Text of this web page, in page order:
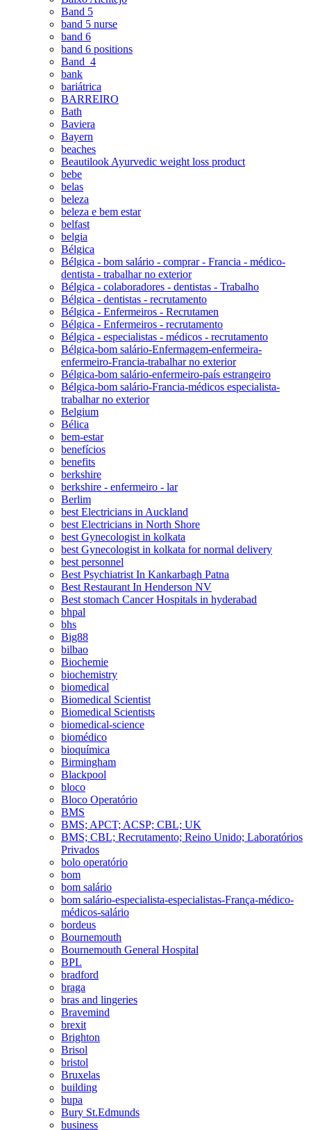
Band 5
band 5 nurse
band 6
band 6 positions
Band_4
bank
bariátrica
BARREIRO
Bath
Baviera
Bayern
beaches
Beautilook Ayurvedic weight loss product
bebe
belas
beleza
beleza e bem estar
belfast
belgia
Bélgica
Bélgica - bom salário - comprar - Francia - médico-
dentista - trabalhar no exterior
Bélgica - colaboradores - dentistas - Trabalho
Bélgica - dentistas - recrutamento
Bélgica - Enfermeiros - Recrutamen
Bélgica - Enfermeiros - recrutamento
Bélgica - especialistas - médicos - recrutamento
Bélgica-bom salário-Enfermagem-enfermeira-
enfermeiro-Francia-trabalhar no exterior
Bélgica-bom salário-enfermeiro-país estrangeiro
Bélgica-bom salário-Francia-médicos especialista-
trabalhar no exterior
Belgium
Bélica
bem-estar
benefícios
benefits
berkshire
berkshire - enfermeiro - lar
Berlim
best Electricians in Auckland
best Electricians in North Shore
best Gynecologist in kolkata
best Gynecologist in kolkata for normal delivery
best personnel
Best Psychiatrist In Kankarbagh Patna
Best Restaurant In Henderson NV
Best stomach Cancer Hospitals in hyderabad
bhpal
bhs
Big88
bilbao
Biochemie
biochemistry
biomedical
Biomedical Scientist
Biomedical Scientists
biomedical-science
biomédico
bioquímica
Birmingham
Blackpool
bloco
Bloco Operatório
BMS
BMS; APCT; ACSP; CBL; UK
BMS; CBL; Recrutamento; Reino Unido; Laboratórios
Privados
bolo operatório
bom
bom salário
bom salário-especialista-especialistas-França-médico-
médicos-salário
bordeus
Bournemouth
Bournemouth General Hospital
BPL
bradford
braga
bras and lingeries
Bravemind
brexit
Brighton
Brisol
bristol
Bruxelas
building
bupa
Bury St.Edmunds
business